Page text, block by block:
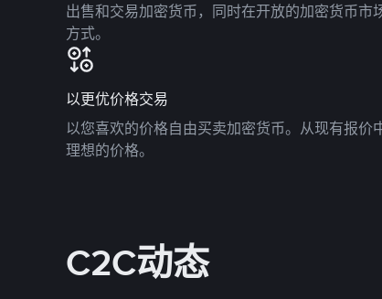
出售和交易加密货币，同时在开放的加密货币市
方式。
以更优价格交易
以您喜欢的价格自由买卖加密货币。从现有报价
理想的价格。
C2C动态